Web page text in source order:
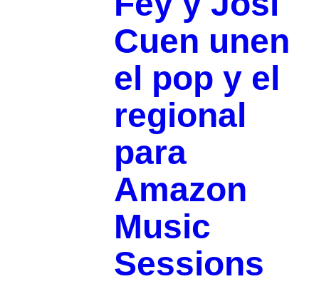
Cuen unen
el pop y el
regional
para
Amazon
Music
Sessions